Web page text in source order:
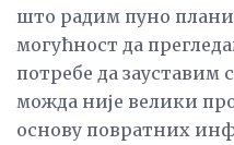
што радим пуно
могућност да
потребе да зауставим
можда није велики
основу повратних